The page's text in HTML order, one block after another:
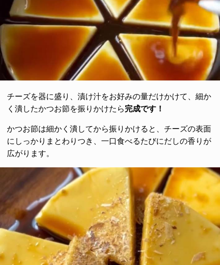
チーズを器に盛り、漬け汁をお好みの量だけかけて、細か
く潰したかつお節を振りかけたら完成です！
かつお節は細かく潰してから振りかけると、チーズの表面
にしっかりまとわりつき、一口食べるたびにだしの香りが
広がります。